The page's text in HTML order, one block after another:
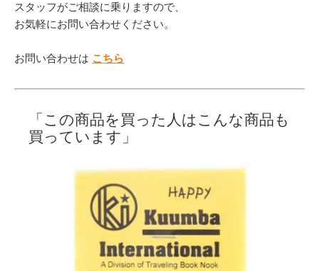
スタッフがご相談に乗りますので、
お気軽にお問い合わせください。
お問い合わせは こちら
「この商品を買った人はこんな商品も
買っています」